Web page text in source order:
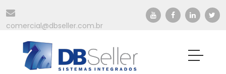
comercial@dbseller.com.br